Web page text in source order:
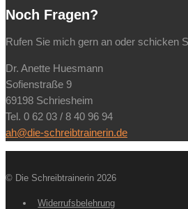
Noch Fragen?
Rufen Sie mich gern an oder schicken
Dr. Anette Huesmann
Sofienstraße 9
69198 Schriesheim
Tel. 0 62 03 / 8 40 96 94
ah@die-schreibtrainerin.de
© Die Schreibtrainerin 2026
Widerrufsbelehrung